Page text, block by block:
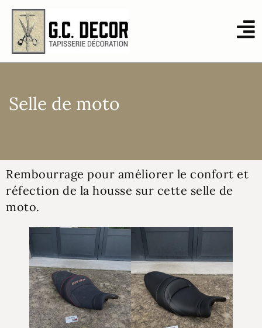
Selle de moto
Rembourrage pour améliorer le confort et
réfection de la housse sur cette selle de
moto.